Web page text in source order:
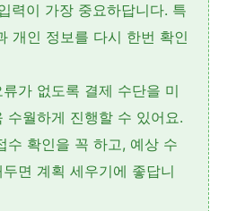
력이 가장 중요하답니다. 특
개인 정보를 다시 한번 확인
가 없도록 결제 수단을 미
수월하게 진행할 수 있어요.
수 확인을 꼭 하고, 예상 수
면 계획 세우기에 좋답니